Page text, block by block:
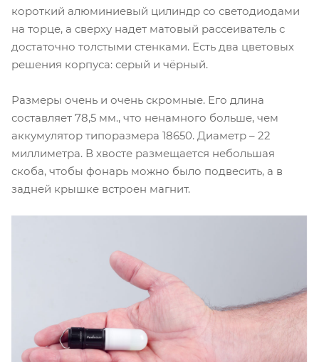
короткий алюминиевый цилиндр со светодиодами
на торце, а сверху надет матовый рассеиватель с
достаточно толстыми стенками. Есть два цветовых
решения корпуса: серый и чёрный.
Размеры очень и очень скромные. Его длина
составляет 78,5 мм., что ненамного больше, чем
аккумулятор типоразмера 18650. Диаметр – 22
миллиметра. В хвосте размещается небольшая
скоба, чтобы фонарь можно было подвесить, а в
задней крышке встроен магнит.